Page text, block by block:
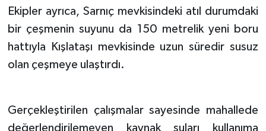
Ekipler ayrıca, Sarnıç mevkisindeki atıl durumdaki
bir çeşmenin suyunu da 150 metrelik yeni boru
hattıyla Kışlataşı mevkisinde uzun süredir susuz
olan çeşmeye ulaştırdı.
Gerçekleştirilen çalışmalar sayesinde mahallede
değerlendirilemeyen kaynak suları kullanıma